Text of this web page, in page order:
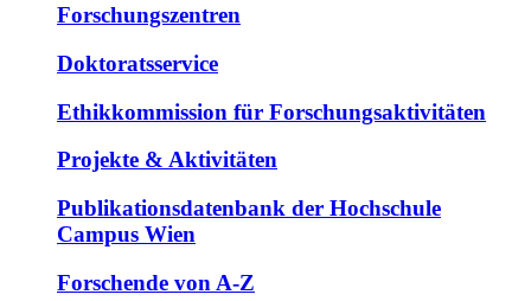
Forschungszentren
Doktoratsservice
Ethikkommission für Forschungsaktivitäten
Projekte & Aktivitäten
Publikationsdatenbank der Hochschule
Campus Wien
Forschende von A-Z